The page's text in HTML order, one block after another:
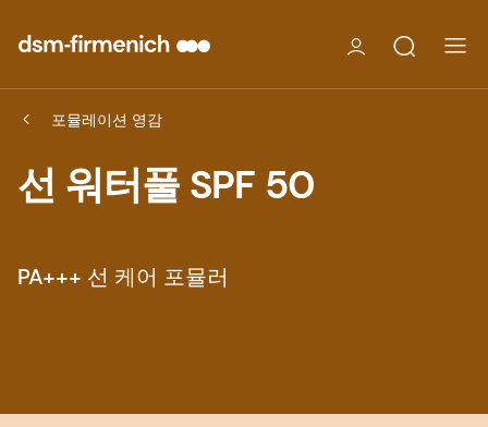
포뮬레이션 영감
선 워터풀 SPF 50
PA+++ 선 케어 포뮬러